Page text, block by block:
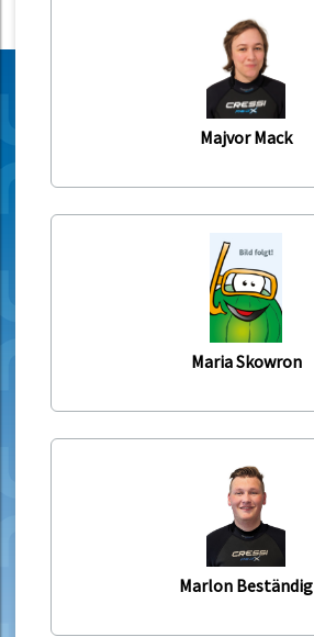
Majvor Mack
Maria Skowron
Marlon Beständig